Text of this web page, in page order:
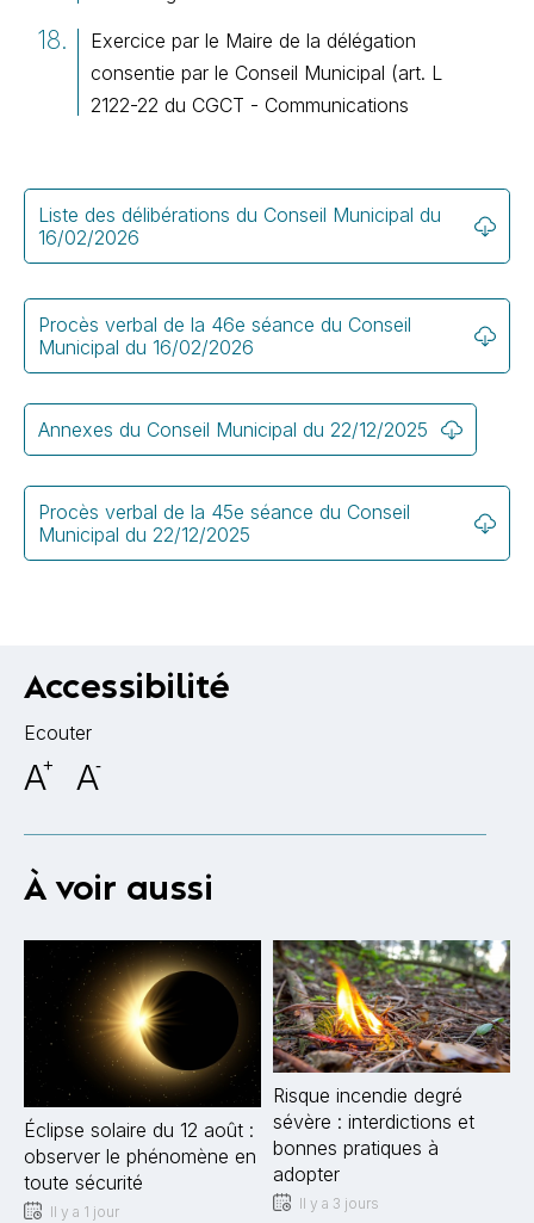
Exercice par le Maire de la délégation
consentie par le Conseil Municipal (art. L
2122-22 du CGCT - Communications
Liste des délibérations du Conseil Municipal du
16/02/2026
Procès verbal de la 46e séance du Conseil
Municipal du 16/02/2026
Annexes du Conseil Municipal du 22/12/2025
Procès verbal de la 45e séance du Conseil
Municipal du 22/12/2025
Accessibilité
Ecouter
A+ A-
À voir aussi
Éclipse solaire du 12 août :
observer le phénomène en
toute sécurité
Il y a 1 jour
Risque incendie degré
sévère : interdictions et
bonnes pratiques à
adopter
Il y a 3 jours